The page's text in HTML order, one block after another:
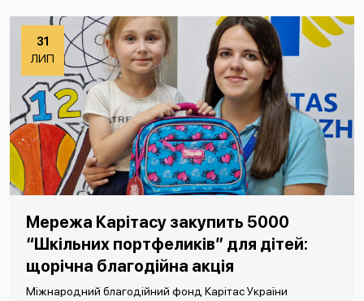
31
ЛИП
Мережа Карітасу закупить 5000
“Шкільних портфеликів” для дітей:
щорічна благодійна акція
Міжнародний благодійний фонд Карітас України